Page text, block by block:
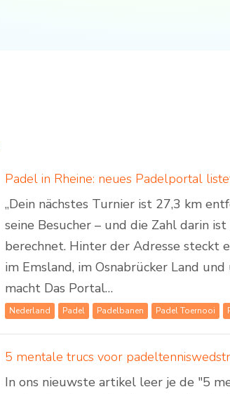
„Dein nächstes Turnier ist 27,3 km
seine Besucher – und die Zahl darin
berechnet. Hinter der Adresse steckt
im Emsland, im Osnabrücker Land
macht Das Portal…
Nederland Padel Padelbanen Padel Toernooi
5 mentale trucs voor
In ons nieuwste artikel leer je de "5